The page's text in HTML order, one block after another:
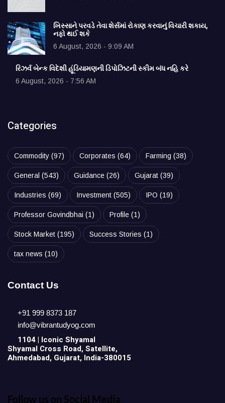
ખિસ્સાને પરવડે તેવા શેર્સમાં રોકાણ કરવાનું વિચારી શકાય,
નફો થઈ શકે
6 August, 2026 - 9:09 AM
રિઝર્વ બેન્ક વિદેશી હૂંડિયામણની ડિપોઝિટની સ્કીમ બંધ નહિ કરે
6 August, 2026 - 7:56 AM
Categories
Commodity (97) Corporates (64) Farming (38)
General (543) Guidance (26) Gujarat (39)
Industries (69) Investment (505) IPO (19)
Professor Govindbhai (1) Profile (1)
Stock Market (195) Success Stories (1)
tax news (10)
Contact Us
+91 999 8373 187
info@vibrantudyog.com
1104 | Iconic Shyamal
Shyamal Cross Road, Satellite,
Ahmedabad, Gujarat, India-380015
Follow us on Social Media